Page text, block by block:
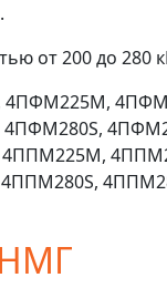
от 200 до 280